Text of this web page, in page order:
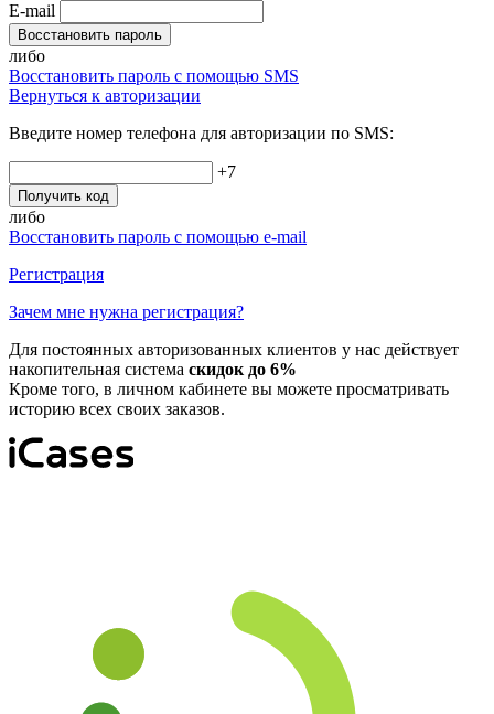
E-mail
Восстановить пароль
либо
Восстановить пароль с помощью SMS
Вернуться к авторизации
Введите номер телефона для авторизации по SMS:
+7
Получить код
либо
Восстановить пароль с помощью e-mail
Регистрация
Зачем мне нужна регистрация?
Для постоянных авторизованных клиентов у нас действует
накопительная система скидок до 6%
Кроме того, в личном кабинете вы можете просматривать
историю всех своих заказов.